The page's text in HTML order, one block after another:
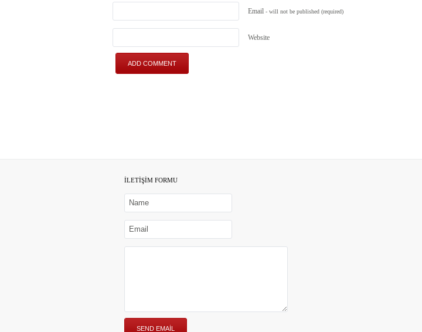
Email - will not be published (required)
Website
İLETİŞİM FORMU